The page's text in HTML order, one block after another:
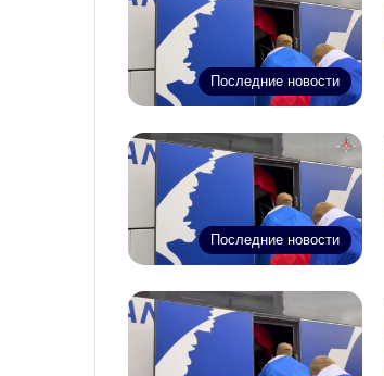
Последние новости
Последние новости